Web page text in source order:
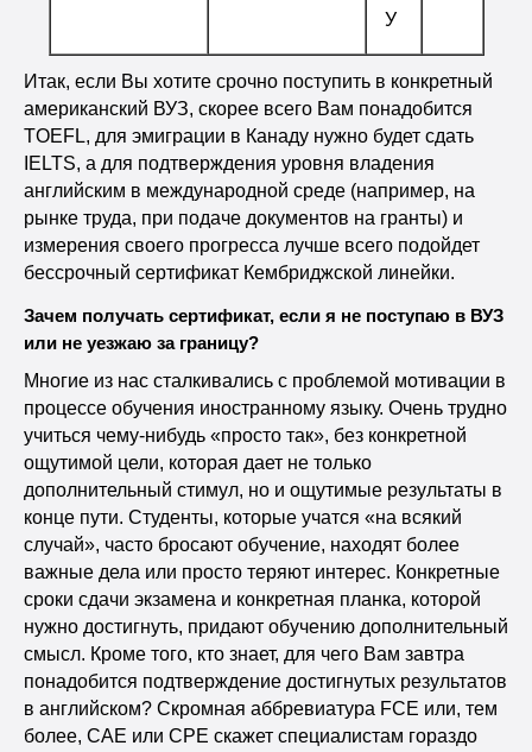
У
Итак, если Вы хотите срочно поступить в конкретный
американский ВУЗ, скорее всего Вам понадобится
TOEFL, для эмиграции в Канаду нужно будет сдать
IELTS, а для подтверждения уровня владения
английским в международной среде (например, на
рынке труда, при подаче документов на гранты) и
измерения своего прогресса лучше всего подойдет
бессрочный сертификат Кембриджской линейки.
Зачем получать сертификат, если я не поступаю в ВУЗ
или не уезжаю за границу?
Многие из нас сталкивались с проблемой мотивации в
процессе обучения иностранному языку. Очень трудно
учиться чему-нибудь «просто так», без конкретной
ощутимой цели, которая дает не только
дополнительный стимул, но и ощутимые результаты в
конце пути. Студенты, которые учатся «на всякий
случай», часто бросают обучение, находят более
важные дела или просто теряют интерес. Конкретные
сроки сдачи экзамена и конкретная планка, которой
нужно достигнуть, придают обучению дополнительный
смысл. Кроме того, кто знает, для чего Вам завтра
понадобится подтверждение достигнутых результатов
в английском? Скромная аббревиатура FCE или, тем
более, CAE или CPE скажет специалистам гораздо